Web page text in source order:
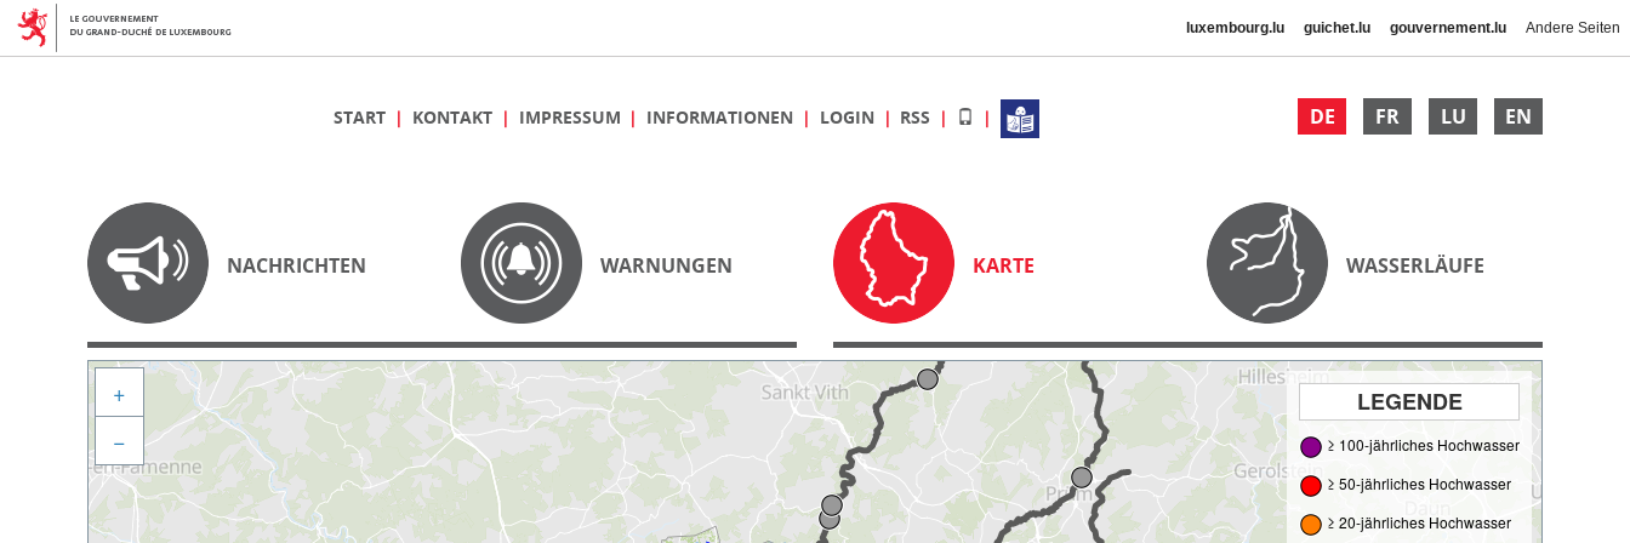
luxembourg.lu guichet.lu gouvernement.lu Andere Seiten
DE FR LU EN
START KONTAKT IMPRESSUM INFORMATIONEN LOGIN RSS
NACHRICHTEN WARNUNGEN KARTE WASSERLÄUFE
LEGENDE
≥ 100-jährliches Hochwasser
≥ 50-jährliches Hochwasser
≥ 20-jährliches Hochwasser
+
−